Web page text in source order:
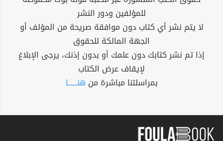
للمؤلفين ودور النشر
لا يتم نشر أي كتاب دون موافقة صريحة من المؤلف أو
الجهة المالكة للحقوق
إذا تم نشر كتابك دون علمك أو بدون إذنك، يرجى الإبلاغ
لإيقاف عرض الكتاب
بمراسلتنا مباشرة من هنــــــا